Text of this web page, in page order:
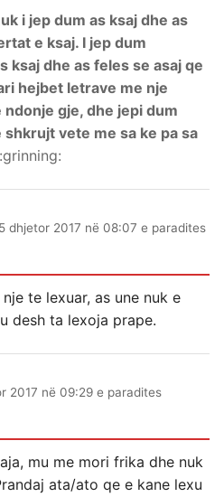
i jep dum as ksaj dhe as
e ksaj. I jep dum
ksaj dhe as feles se asaj qe
hejbet letrave me nje
gje, dhe jepi dum
vete me sa ke pa sa
dhjetor 2017 në 08:07 e paradites
te lexuar, as une nuk e
desh ta lexoja prape.
2017 në 09:29 e paradites
mu me mori frika dhe nuk
ata/ato qe e kane lexu